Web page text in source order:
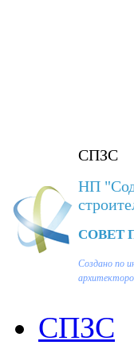
СПЗС
НП
СОВЕТ
Создано по
СПЗС